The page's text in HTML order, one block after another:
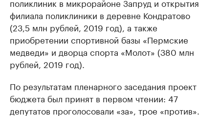
филиала поликлиники в деревне Кондратово
(23,5 млн рублей, 2019 год), а также
приобретении спортивной базы «Пермские
медведи» и дворца спорта «Молот» (380 млн
рублей, 2019 год).
По результатам пленарного заседания проект
бюджета был принят в первом чтении: 47
депутатов проголосовали «за», трое «против».